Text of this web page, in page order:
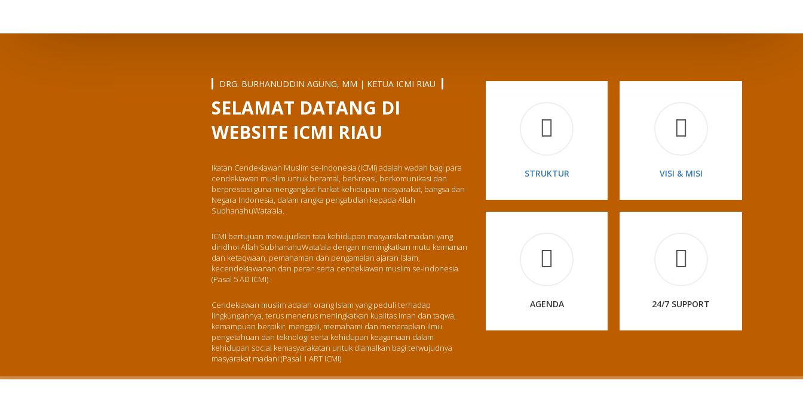
DRG. BURHANUDDIN AGUNG, MM | KETUA ICMI RIAU
SELAMAT DATANG DI
WEBSITE ICMI RIAU
Ikatan Cendekiawan Muslim se-Indonesia (ICMI) adalah wadah bagi para
cendekiawan muslim untuk beramal, berkreasi, berkomunikasi dan
berprestasi guna mengangkat harkat kehidupan masyarakat, bangsa dan
Negara Indonesia, dalam rangka pengabdian kepada Allah
SubhanahuWata’ala.
ICMI bertujuan mewujudkan tata kehidupan masyarakat madani yang
diridhoi Allah SubhanahuWata’ala dengan meningkatkan mutu keimanan
dan ketaqwaan, pemahaman dan pengamalan ajaran Islam,
kecendekiawanan dan peran serta cendekiawan muslim se-Indonesia
(Pasal 5 AD ICMI).
Cendekiawan muslim adalah orang Islam yang peduli terhadap
lingkungannya, terus menerus meningkatkan kualitas iman dan taqwa,
kemampuan berpikir, menggali, memahami dan menerapkan ilmu
pengetahuan dan teknologi serta kehidupan keagamaan dalam
kehidupan social kemasyarakatan untuk diamalkan bagi terwujudnya
masyarakat madani (Pasal 1 ART ICMI).
STRUKTUR VISI & MISI
AGENDA 24/7 SUPPORT